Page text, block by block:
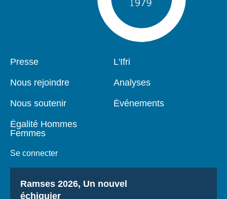
Pied
Presse
Nous rejoindre
Nous soutenir
Égalité Hommes
Femmes
Se connecter
Navigation
L'Ifri
Analyses
Événements
Titre
Ramses 2026, Un nouvel
échiquier